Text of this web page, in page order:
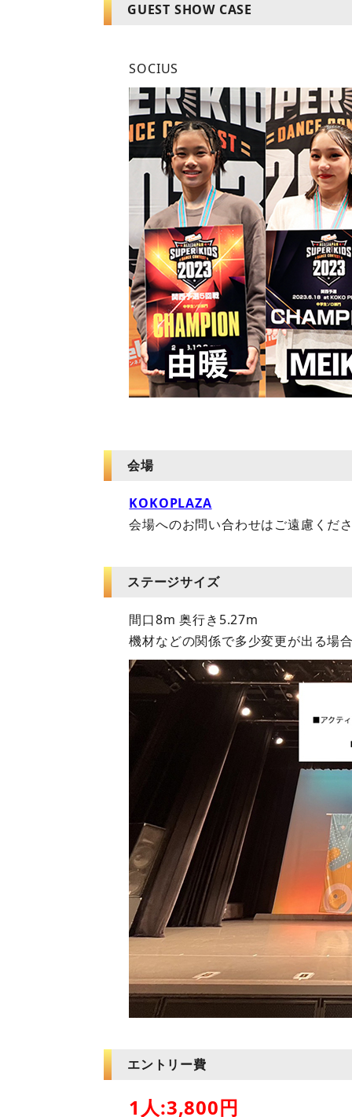
GUEST SHOW CASE
SOCIUS
会場
KOKOPLAZA
会場へのお問い合わせはご遠慮くださ
ステージサイズ
間口8m 奥行き5.27m
機材などの関係で多少変更が出る場
エントリー費
1人:3,800円